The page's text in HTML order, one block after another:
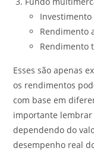
Investimento
Rendimento
Rendimento
Esses são apenas
os rendimentos
com base em
importante lembrar
dependendo do
desempenho real